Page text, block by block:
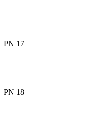
PN 17
PN 18